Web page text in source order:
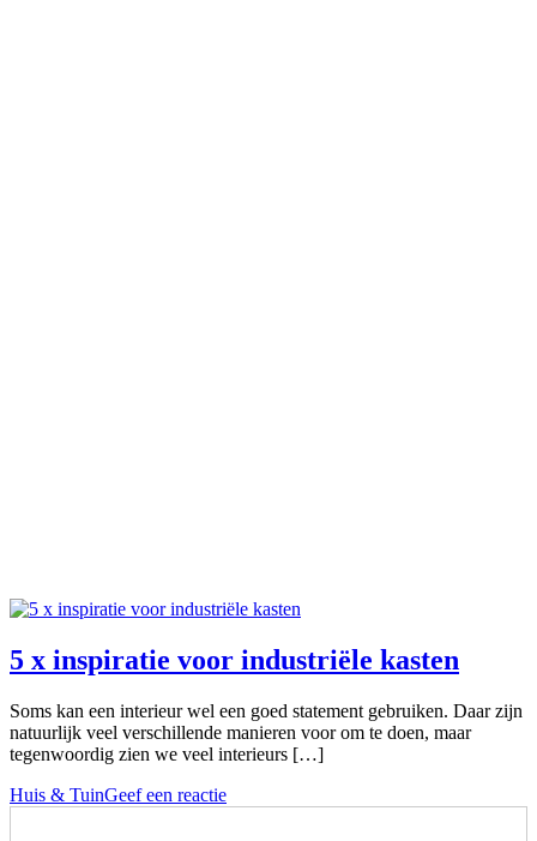
5 x inspiratie voor industriële kasten
Soms kan een interieur wel een goed statement gebruiken. Daar zijn
natuurlijk veel verschillende manieren voor om te doen, maar
tegenwoordig zien we veel interieurs […]
Huis & TuinGeef een reactie